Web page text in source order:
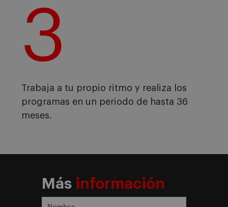
3
Trabaja a tu propio ritmo y realiza los
programas en un periodo de hasta 36
meses.
Más información